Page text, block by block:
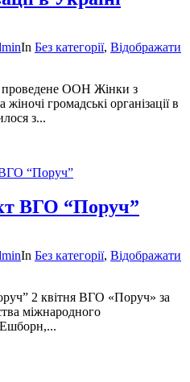
In Без категорії, Відображати
проведене ООН Жінки з
громадські організації в
з...
ВГО “Поруч”
In Без категорії, Відображати
2 квітня ВГО «Поруч» за
міжнародного